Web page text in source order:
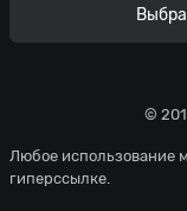
©
Любое использование
гиперссылке.